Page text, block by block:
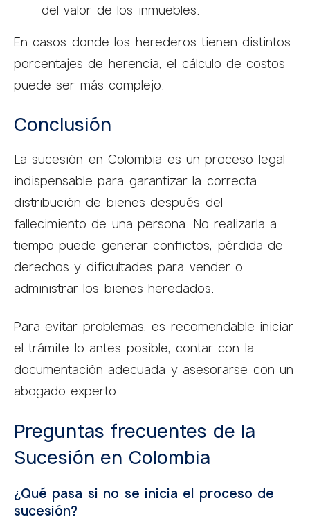
del valor de los inmuebles.
En casos donde los herederos tienen distintos
porcentajes de herencia, el cálculo de costos
puede ser más complejo.
Conclusión
La sucesión en Colombia es un proceso legal
indispensable para garantizar la correcta
distribución de bienes después del
fallecimiento de una persona. No realizarla a
tiempo puede generar conflictos, pérdida de
derechos y dificultades para vender o
administrar los bienes heredados.
Para evitar problemas, es recomendable iniciar
el trámite lo antes posible, contar con la
documentación adecuada y asesorarse con un
abogado experto.
Preguntas frecuentes de la
Sucesión en Colombia
¿Qué pasa si no se inicia el proceso de
sucesión?